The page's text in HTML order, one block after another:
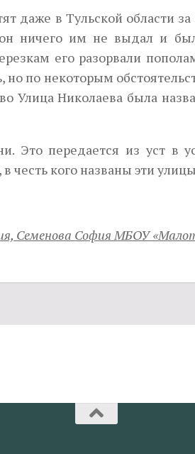
даже в Тульской области
ничего им не выдал и
его разорвали
по некоторым
Улица Николаева была
Это передается из уст в
кого названы эти
Семенова София МБОУ